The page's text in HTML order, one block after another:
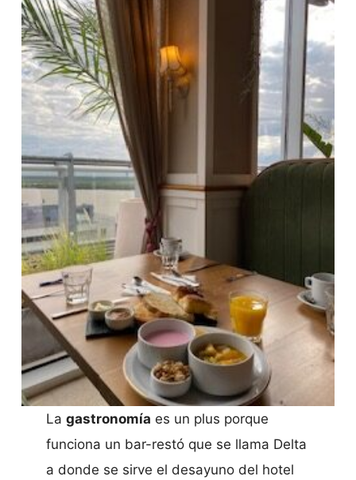
Lagastronomía es un plus porque
funciona un bar-restó que se llama Delta
a donde se sirve el desayuno del hotel